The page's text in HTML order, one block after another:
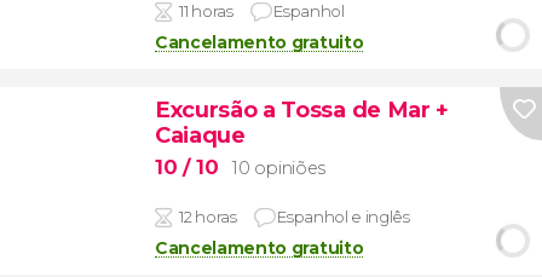
11 horas Espanhol
Cancelamento gratuito
Excursão a Tossa de Mar +
Caiaque
10 / 10 10 opiniões
12 horas Espanhol e inglês
Cancelamento gratuito